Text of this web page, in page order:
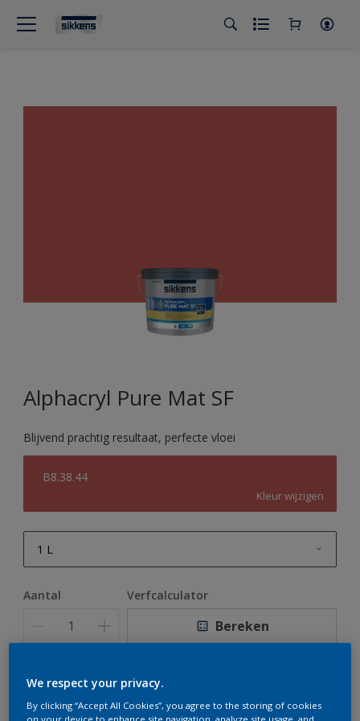
Alphacryl Pure Mat SF
Blijvend prachtig resultaat, perfecte vloei
B8.38.44
Kleur wijzigen
1 L
Aantal Verfcalculator
Bereken
Op dit moment is het niet mogelijk dit product online
te bestellen. Houd de website in de gaten, we werken
We respect your privacy.
By clicking “Accept All Cookies”, you agree to the storing of cookies
on your device to enhance site navigation, analyze site usage, and